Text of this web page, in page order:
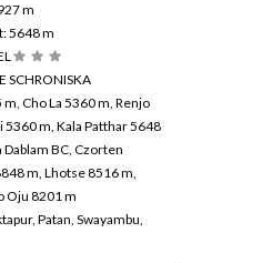
m
5648 m
SCHRONISKA
Cho La 5360 m, Renjo
5360 m, Kala Patthar 5648
BC, Czorten
m, Lhotse 8516 m,
Oju 8201 m
Patan, Swayambu,